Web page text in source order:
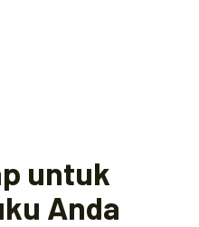
untuk
Anda